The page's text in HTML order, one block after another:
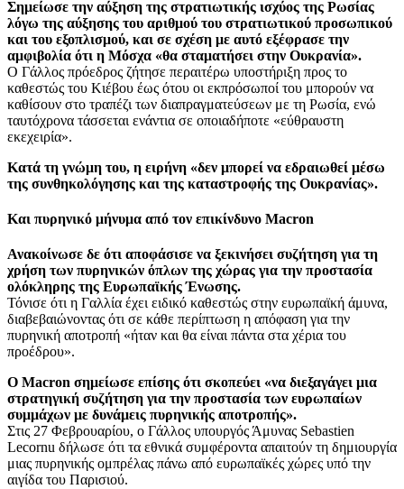
Σημείωσε την αύξηση της στρατιωτικής ισχύος της Ρωσίας
λόγω της αύξησης του αριθμού του στρατιωτικού προσωπικού
και του εξοπλισμού, και σε σχέση με αυτό εξέφρασε την
αμφιβολία ότι η Μόσχα «θα σταματήσει στην Ουκρανία».
Ο Γάλλος πρόεδρος ζήτησε περαιτέρω υποστήριξη προς το
καθεστώς του Κιέβου έως ότου οι εκπρόσωποί του μπορούν να
καθίσουν στο τραπέζι των διαπραγματεύσεων με τη Ρωσία, ενώ
ταυτόχρονα τάσσεται ενάντια σε οποιαδήποτε «εύθραυστη
εκεχειρία».
Κατά τη γνώμη του, η ειρήνη «δεν μπορεί να εδραιωθεί μέσω
της συνθηκολόγησης και της καταστροφής της Ουκρανίας».
Και πυρηνικό μήνυμα από τον επικίνδυνο Macron
Ανακοίνωσε δε ότι αποφάσισε να ξεκινήσει συζήτηση για τη
χρήση των πυρηνικών όπλων της χώρας για την προστασία
ολόκληρης της Ευρωπαϊκής Ένωσης.
Τόνισε ότι η Γαλλία έχει ειδικό καθεστώς στην ευρωπαϊκή άμυνα,
διαβεβαιώνοντας ότι σε κάθε περίπτωση η απόφαση για την
πυρηνική αποτροπή «ήταν και θα είναι πάντα στα χέρια του
προέδρου».
Ο Macron σημείωσε επίσης ότι σκοπεύει «να διεξαγάγει μια
στρατηγική συζήτηση για την προστασία των ευρωπαίων
συμμάχων με δυνάμεις πυρηνικής αποτροπής».
Στις 27 Φεβρουαρίου, ο Γάλλος υπουργός Άμυνας Sebastien
Lecornu δήλωσε ότι τα εθνικά συμφέροντα απαιτούν τη δημιουργία
μιας πυρηνικής ομπρέλας πάνω από ευρωπαϊκές χώρες υπό την
αιγίδα του Παρισιού.